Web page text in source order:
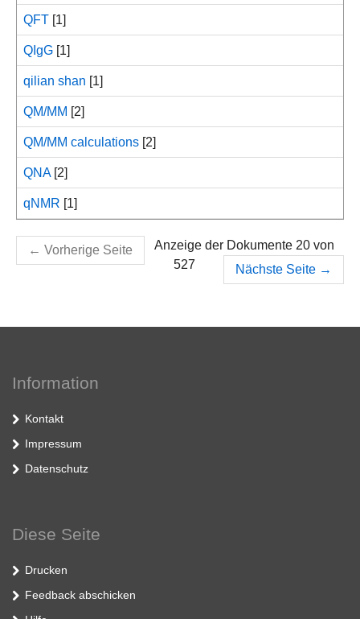
QFT [1]
QIgG [1]
qilian shan [1]
QM/MM [2]
QM/MM calculations [2]
QNA[2]
qNMR [1]
← Vorherige Seite
Anzeige der Dokumente 20 von
527
Nächste Seite →
Information
Kontakt
Impressum
Datenschutz
Diese Seite
Drucken
Feedback abschicken